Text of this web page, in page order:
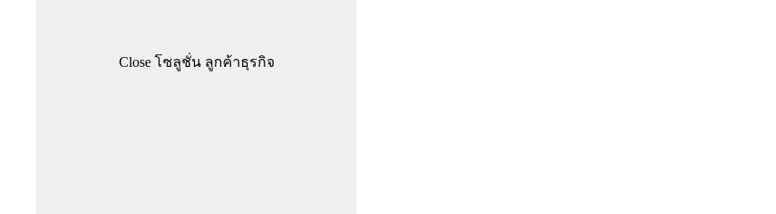
Close โซลูชั่น ลูกค้าธุรกิจ